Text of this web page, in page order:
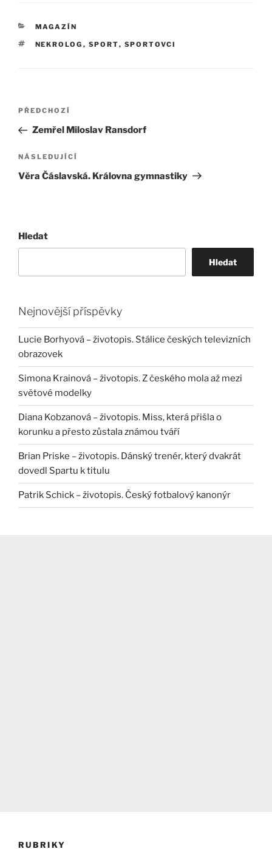
RUBRIKY
MAGAZÍN
ŠTÍTKY
NEKROLOG , SPORT, SPORTOVCI
Navigace
příspěvek
Předchozí
příspěvek
PŘEDCHOZÍ
Zemřel Miloslav Ransdorf
Následující
příspěvek
NÁSLEDUJÍCÍ
Věra Čáslavská. Královna gymnastiky
Hledat
Hledat
Nejnovější příspěvky
Lucie Borhyová – životopis. Stálice českých televizních
obrazovek
Simona Krainová – životopis. Z českého mola až mezi
světové modelky
Diana Kobzanová – životopis. Miss, která přišla o
korunku a přesto zůstala známou tváří
Brian Priske – životopis. Dánský trenér, který dvakrát
dovedl Spartu k titulu
Patrik Schick – životopis. Český fotbalový kanonýr
RUBRIKY